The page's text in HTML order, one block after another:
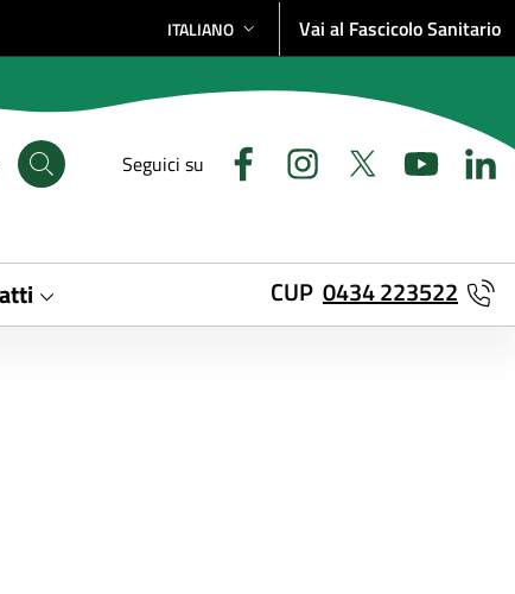
SELEZIONE LINGUA: LINGUA SELEZIONATA
ITALIANO Vai al Fascicolo Sanitario
Seguici su
CUP 0434 223522